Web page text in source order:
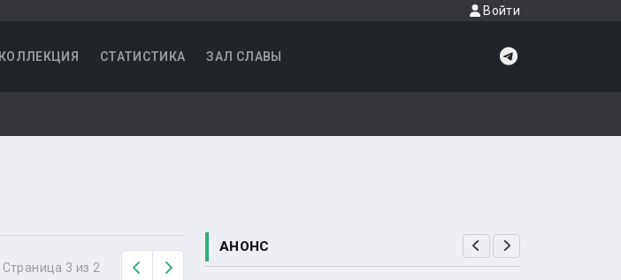
Войти
КОЛЛЕКЦИЯ СТАТИСТИКА ЗАЛ СЛАВЫ
Страница 3 из 2 НазадВперед
АНОНС